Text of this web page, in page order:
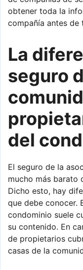
obtener toda la
compañía antes de
La
seguro
del
El seguro de la
mucho más barato
Dicho esto, hay
que debe conocer.
condominio suele
su contenido. En
de propietarios
casas de la